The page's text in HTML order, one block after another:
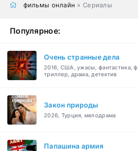
фильмы онлайн » Сериалы
Популярное:
Очень странные дела
2016, США, ужасы, фантастика,
триллер, драма, детектив
Закон природы
2026, Турция, мелодрама
Папашина армия